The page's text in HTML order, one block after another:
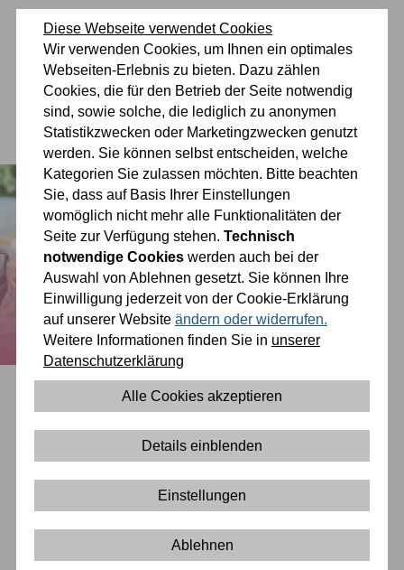
Diese Webseite verwendet Cookies
Wir verwenden Cookies, um Ihnen ein optimales
Webseiten-Erlebnis zu bieten. Dazu zählen
Cookies, die für den Betrieb der Seite notwendig
sind, sowie solche, die lediglich zu anonymen
Statistikzwecken oder Marketingzwecken genutzt
werden. Sie können selbst entscheiden, welche
Kategorien Sie zulassen möchten. Bitte beachten
Sie, dass auf Basis Ihrer Einstellungen
womöglich nicht mehr alle Funktionalitäten der
Seite zur Verfügung stehen. Technisch
notwendige Cookieswerden auch bei der
Auswahl von Ablehnen gesetzt. Sie können Ihre
Einwilligung jederzeit von der Cookie-Erklärung
auf unserer Website ändern oder widerrufen.
Weitere Informationen finden Sie in unserer
Datenschutzerklärung
Alle Cookies akzeptieren
Details einblenden
Einstellungen
Ablehnen
zu
Deinste
Leistungen
zu
Mitarbeiten
Lernen
zum
Inhalt
springen
zur
Navigation
springen
zum
Fußbereich
springen
0 26 42 40 60
Einfach gut leben.
Ein fürsorgliches, liebevolles und fröhliches Miteinander
fördert die Zusammengehörigkeit und damit das Gefühl,